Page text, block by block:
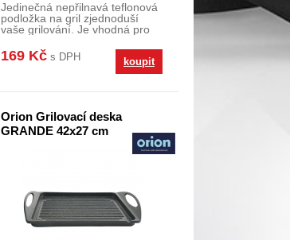
Jedinečná nepřilnavá teflonová
podložka na gril zjednoduší
vaše grilování. Je vhodná pro
169 Kč s DPH koupit
Orion Grilovací deska
GRANDE 42x27 cm